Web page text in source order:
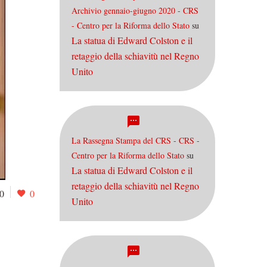
0 0
Archivio gennaio-giugno 2020 - CRS
- Centro per la Riforma dello Stato su
La statua di Edward Colston e il
retaggio della schiavitù nel Regno
Unito
La Rassegna Stampa del CRS - CRS -
Centro per la Riforma dello Stato su
La statua di Edward Colston e il
retaggio della schiavitù nel Regno
Unito